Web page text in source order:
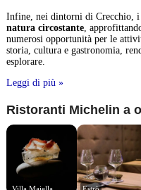
Infine, nei dintorni di Crecchio, i
natura circostante,
numerosi opportunità per le
storia, cultura e gastronomia,
esplorare.
Leggi di più »
Ristoranti Michelin a